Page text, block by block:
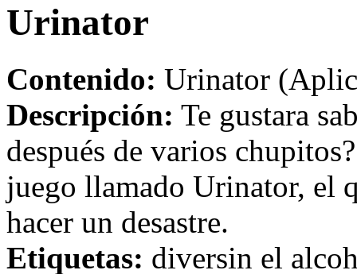
Urinator
Contenido: Urinator
Descripción: Te gustara
después de varios
juego llamado Urinator, el
hacer un desastre.
Etiquetas: diversin el